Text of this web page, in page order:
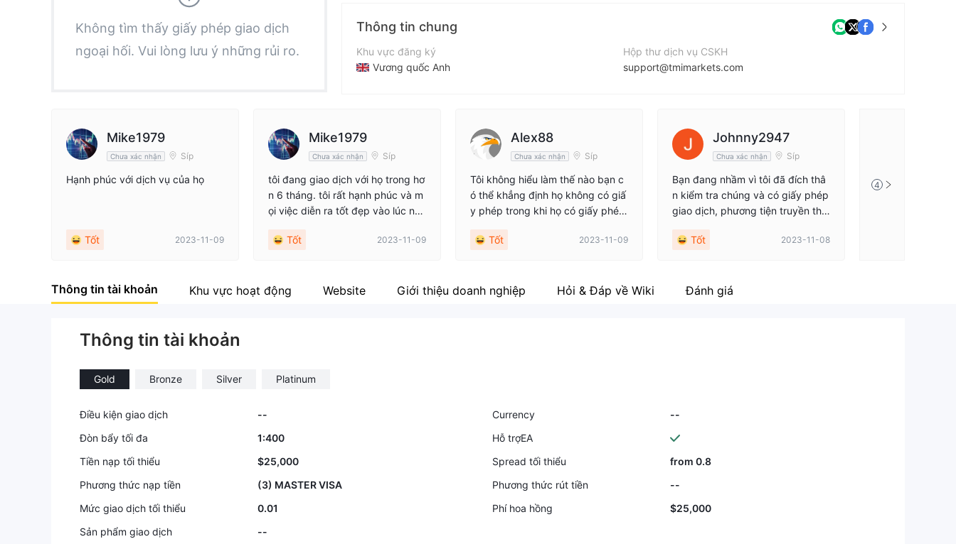
6
7
9
4
5
7
8
4
5
7
8
Không tìm thấy giấy phép giao dịch
ngoại hối. Vui lòng lưu ý những rủi ro.
Thông tin chung
Khu vực đăng ký
Vương quốc Anh
Tên công ty
EXO Broker AG
Hộp thư dịch vụ CSKH
support@tmimarkets.com
Địa chỉ công ty
Curlew St, London SE1 2ND, United Kingdom
Mike1979
Chưa xác nhận Síp
Hạnh phúc với dịch vụ của họ
Tốt 2023-11-09
Mike1979
Chưa xác nhận Síp
tôi đang giao dịch với họ trong hơ
n 6 tháng. tôi rất hạnh phúc và m
ọi việc diễn ra tốt đẹp vào lúc nà
ao dịch của họ và tôi tin rằng bạn
Tốt 2023-11-09
Alex88
Chưa xác nhận Síp
Tôi không hiểu làm thế nào bạn c
ó thể khẳng định họ không có giấ
y phép trong khi họ có giấy phép:
EXO Broker AG, một công ty đượ
HY00922017 và số Giấy phép Gia
Tốt 2023-11-09
Johnny2947
Chưa xác nhận Síp
Bạn đang nhầm vì tôi đã đích thâ
n kiểm tra chúng và có giấy phép
giao dịch, phương tiện truyền thô
hầm rồi. Cập nhật đánh giá của b
Tốt 2023-11-08
4
Thông tin tài khoản Khu vực hoạt động Website Giới thiệu doanh nghiệp Hỏi & Đáp về Wiki Đánh giá
Thông tin tài khoản
Gold Bronze Silver Platinum
Điều kiện giao dịch -- Currency
--
Đòn bẩy tối đa
1:400
Hỗ trợEA
Tiền nạp tối thiểu
$25,000 Spread tối thiểu
from 0.8
Phương thức nạp tiền
(3) MASTER VISA Phương thức rút tiền
--
Mức giao dịch tối thiểu
0.01 Phí hoa hồng
$25,000
Sản phẩm giao dịch
--